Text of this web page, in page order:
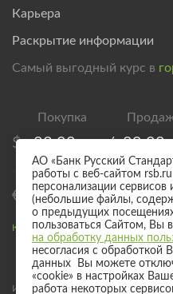
Карьера
Раскрытие информации
Самый выгодный курс в
$ 83,00 / 89,00
€ 95,00 /
Курс валют для безналичного
Информация о процентных ставках
АО «Банк Русский
работы с веб-сайтом
персонализации сервисов
(небольшие файлы,
о предыдущих
пользоваться Сайтом, Вы
на обработку данных
несогласия с обработкой
данных Вы можете
«cookie» в настройках
работа некоторых